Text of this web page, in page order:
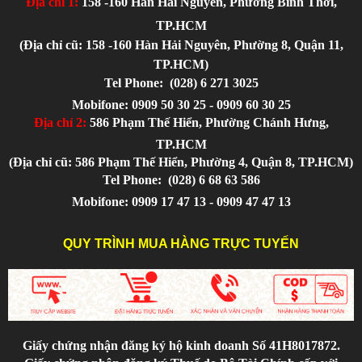
TP.HCM
(Địa chỉ cũ: 158 -160 Hàn Hải Nguyên, Phường 8, Quận 11,
TP.HCM)
Tel Phone: (028) 6 271 3025
Mobifone: 0909 50 30 25 - 0909 60 30 25
Địa chỉ 2: 586 Phạm Thế Hiển, Phường Chánh Hưng,
TP.HCM
(Địa chỉ cũ: 586 Phạm Thế Hiển, Phường 4, Quận 8, TP.HCM)
Tel Phone: (028) 6 68 63 586
Mobifone: 0909 17 47 13 - 0909 47 47 13
QUY TRÌNH MUA HÀNG TRỰC TUYẾN
Giấy chứng nhận đăng ký hộ kinh doanh Số 41H8017872.